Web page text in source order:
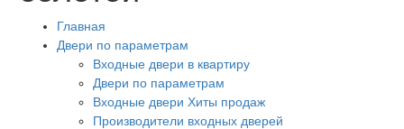
Главная
Двери по параметрам
Входные двери в квартиру
Двери по параметрам
Входные двери Хиты продаж
Производители входных дверей